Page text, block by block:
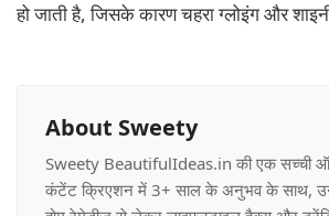
हो जाती है, जिसके कारण चहरा ग्लोइंग और
About Sweety
Sweety BeautifulIdeas.in की एक सच्ची
कंटेंट क्रिएशन में 3+ साल के अनुभव के साथ,